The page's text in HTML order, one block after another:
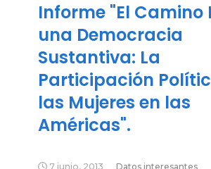
Informe "El Camino
una Democracia
Sustantiva: La
Participación
las Mujeres en las
Américas".
7 junio, 2013 Datos interesantes